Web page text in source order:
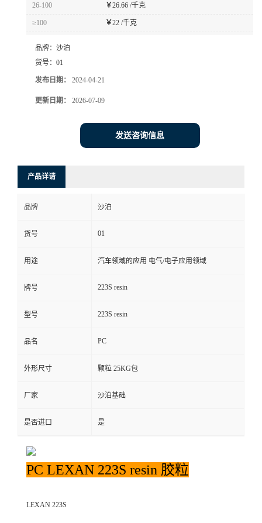
式
在
线
26-100 ￥26.66 /千克
≥100 ￥22 /千克
品牌： 沙泊
货号： 01
发布日期： 2024-04-21
更新日期： 2026-07-09
发送咨询信息
产品详请
品牌 沙泊
货号 01
用途 汽车领域的应用 电气/电子应用领域
牌号 223S resin
型号 223S resin
品名 PC
外形尺寸 颗粒 25KG包
厂家 沙泊基础
是否进口 是
PC LEXAN 223S resin 胶粒
LEXAN 223S